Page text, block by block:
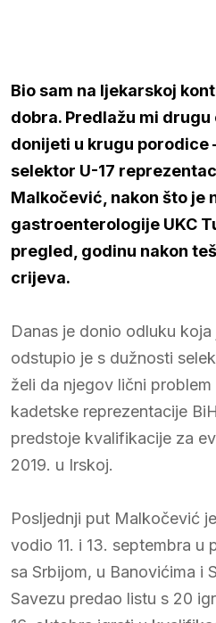
Bio sam na ljekarskoj
dobra. Predlažu mi
donijeti u krugu porodice
selektor U-17
Malkočević, nakon što je
gastroenterologije UKC
pregled, godinu nakon
crijeva.
Danas je donio odluku
odstupio je s dužnosti
želi da njegov lični
kadetske reprezentacije
predstoje kvalifikacije za
2019. u Irskoj.
Posljednji put Malkočević
vodio 11. i 13. septembra u
sa Srbijom, u Banovićima i
Savezu predao listu s 20